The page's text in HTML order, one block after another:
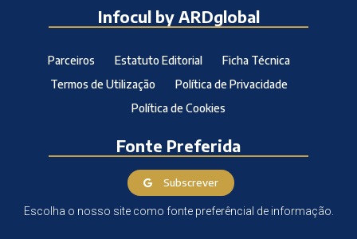
Infocul by ARDglobal
Parceiros Estatuto Editorial
Ficha Técnica
Termos de Utilização
Política de Privacidade
Política de Cookies
Fonte Preferida
Subscrever
Escolha o nosso site como fonte preferêncial de informação.